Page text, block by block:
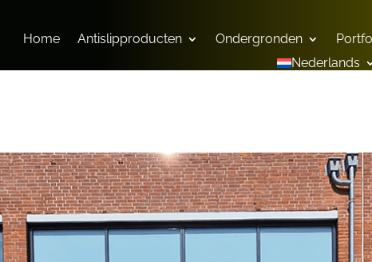
Home Antislipproducten Ondergronden
Nederlands